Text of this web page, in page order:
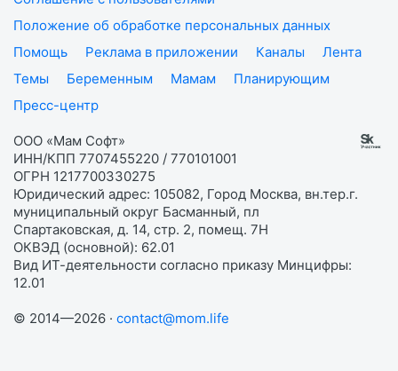
Положение об обработке персональных данных
Помощь
Реклама в приложении Каналы
Лента
Темы
Беременным Мамам
Планирующим
Пресс-центр
ООО «Мам Софт»
ИНН/КПП 7707455220 / 770101001
ОГРН 1217700330275
Юридический адрес: 105082, Город Москва, вн.тер.г.
муниципальный округ Басманный, пл
Спартаковская, д. 14, стр. 2, помещ. 7Н
ОКВЭД (основной): 62.01
Вид ИТ-деятельности согласно приказу Минцифры:
12.01
© 2014—2026 · contact@mom.life